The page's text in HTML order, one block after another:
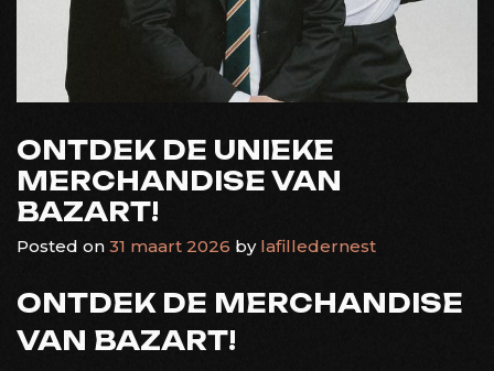
ONTDEK DE UNIEKE
MERCHANDISE VAN
BAZART!
Posted on 31 maart 2026 by lafilledernest
ONTDEK DE MERCHANDISE
VAN BAZART!